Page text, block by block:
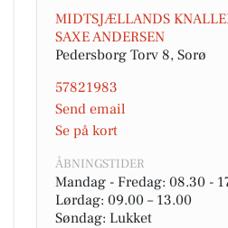
MIDTSJÆLLANDS
SAXE ANDERSEN
Pedersborg Torv 8, Sorø
57821983
Send email
Se på kort
ÅBNINGSTIDER
Mandag - Fredag: 08.30 -
Lørdag: 09.00 – 13.00
Søndag: Lukket